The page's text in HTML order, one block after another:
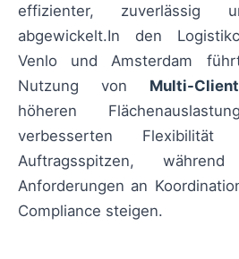
effizienter, zuverlässig
abgewickelt.In den
Venlo und Amsterdam
Nutzung von Multi-
höheren
verbesserten
Auftragsspitzen,
Anforderungen an
Compliance steigen.